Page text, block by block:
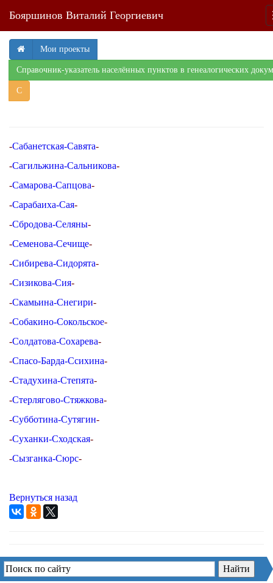
Бояршинов Виталий Георгиевич
Мои проекты
Справочник-указатель населённых пунктов в генеалогических
С
-Сабанетская-Савята-
-Сагильжина-Сальникова-
-Самарова-Сапцова-
-Сарабаиха-Сая-
-Сбродова-Селяны-
-Семенова-Сечище-
-Сибирева-Сидорята-
-Сизикова-Сия-
-Скамьина-Снегири-
-Собакино-Сокольское-
-Солдатова-Сохарева-
-Спасо-Барда-Ссихина-
-Стадухина-Степята-
-Стерлягово-Стяжкова-
-Субботина-Сутягин-
-Суханки-Сходская-
-Сызганка-Сюрс-
Вернуться назад